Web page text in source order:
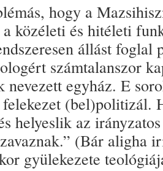
hogy a
közéleti és hitéleti
állást
számtalanszor
nevezett egyház. E
felekezet (bel)politizál.
helyeslik az
(Bár aligha
gyülekezete